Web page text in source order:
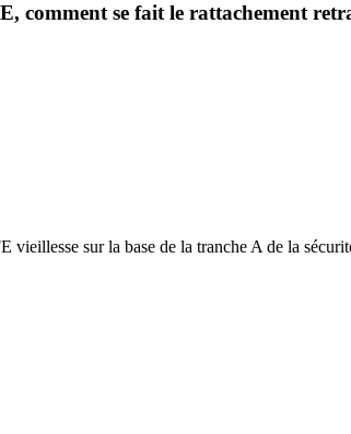
comment se fait le rattachement
sur la base de la tranche A de la